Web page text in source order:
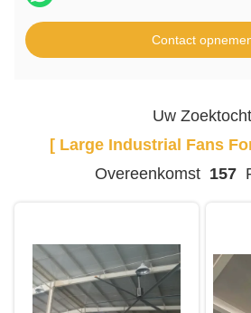
Contact
Uw Zoektocht
[ Large Industrial Fans
Overeenkomst 157